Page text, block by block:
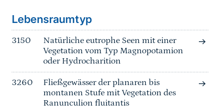
Lebensraumtyp
3150
Natürliche eutrophe Seen mit einer
Vegetation vom Typ Magnopotamion
oder Hydrocharition
3260
Fließgewässer der planaren bis
montanen Stufe mit Vegetation des
Ranunculion fluitantis